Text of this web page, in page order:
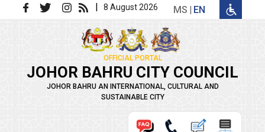
Skip to main content | 8 August 2026 MS EN
OFFICIAL PORTAL
JOHOR BAHRU CITY COUNCIL
JOHOR BAHRU AN INTERNATIONAL, CULTURAL AND
SUSTAINABLE CITY